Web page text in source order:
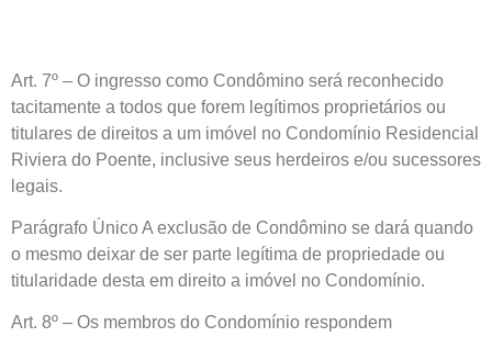
Art. 7º – O ingresso como Condômino será reconhecido
tacitamente a todos que forem legítimos proprietários ou
titulares de direitos a um imóvel no Condomínio Residencial
Riviera do Poente, inclusive seus herdeiros e/ou sucessores
legais.
Parágrafo Único A exclusão de Condômino se dará quando
o mesmo deixar de ser parte legítima de propriedade ou
titularidade desta em direito a imóvel no Condomínio.
Art. 8º – Os membros do Condomínio respondem